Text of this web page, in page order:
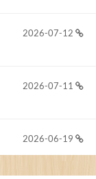
2026-07-12
2026-07-11
2026-06-19